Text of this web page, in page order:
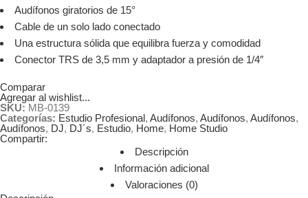
Audífonos giratorios de 15°
Cable de un solo lado conectado
Una estructura sólida que equilibra fuerza y ​​comodidad
Conector TRS de 3,5 mm y adaptador a presión de 1/4″
Comparar
Agregar al wishlist...
SKU: MB-0139
Categorías: Estudio Profesional, Audífonos, Audífonos, Audífonos,
Audífonos, DJ, DJ´s, Estudio, Home, Home Studio
Compartir:
Descripción
Información adicional
Valoraciones (0)